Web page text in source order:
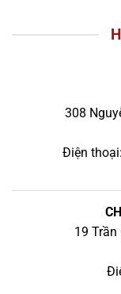
308
Điện thoại:
19 Trần